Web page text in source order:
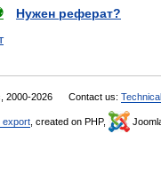
Нужен реферат?
2000-2026 Contact us:
export , created on PHP,